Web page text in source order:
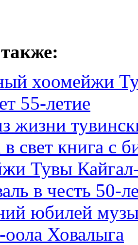
хоомейжи
55-летие
жизни
свет книга с
Тувы
в честь 50-
юбилей
оола Ховалыга